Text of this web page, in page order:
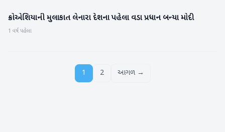
રાષ્ટ્રીય
ક્રોએશિયાની મુલાકાત લેનારા દેશના પહેલા વડા પ્રધાન બન્યા મોદી
1 વર્ષ પહેલા
1 2 આગળ →